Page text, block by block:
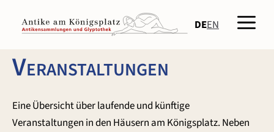
Inhalt
springen
DEEN
Veranstaltungen
Eine Übersicht über laufende und künftige
Veranstaltungen in den Häusern am Königsplatz. Neben